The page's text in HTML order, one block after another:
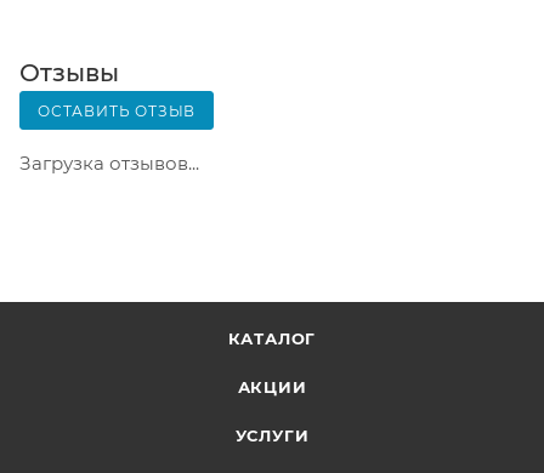
Вскрывать коробку самостоятельно вы можете
только после оплаты заказа. Один заказ может
содержать не больше 10 позиций и его стоимость
не должна превышать 100 000 р.
Отзывы
ОСТАВИТЬ ОТЗЫВ
Загрузка отзывов...
КАТАЛОГ
АКЦИИ
УСЛУГИ